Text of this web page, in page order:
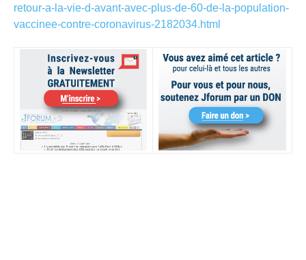
retour-a-la-vie-d-avant-avec-plus-de-60-de-la-population-
vaccinee-contre-coronavirus-2182034.html